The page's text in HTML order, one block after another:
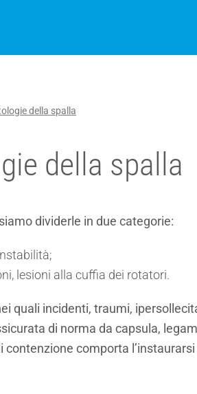
della spalla
della spalla
dividerle in due categorie:
lesioni alla cuffia dei rotatori.
quali incidenti, traumi,
di norma da capsula,
comporta l’instaurarsi